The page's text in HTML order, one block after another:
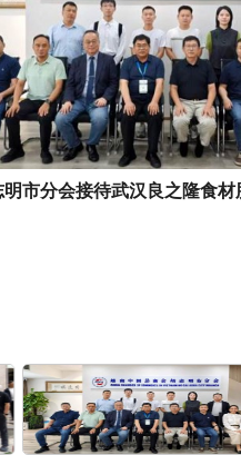
明市分会接待武汉良之隆食